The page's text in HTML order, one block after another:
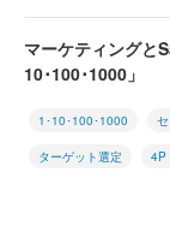
マーケティングと
10･100･1000」
1･10･100･1000
ターゲット選定 4P